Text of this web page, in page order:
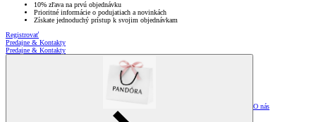
10% zľava na prvú objednávku
Prioritné informácie o podujatiach a novinkách
Získate jednoduchý prístup k svojim objednávkam
Registrovať
Predajne & Kontakty
Predajne & Kontakty
O nás